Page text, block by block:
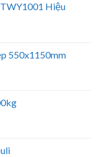
Hiệu
550x1150mm